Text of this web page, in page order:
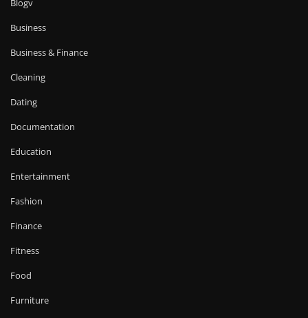
Blogv
Business
Business & Finance
Cleaning
Dating
Documentation
Education
Entertainment
Fashion
Finance
Fitness
Food
Furniture